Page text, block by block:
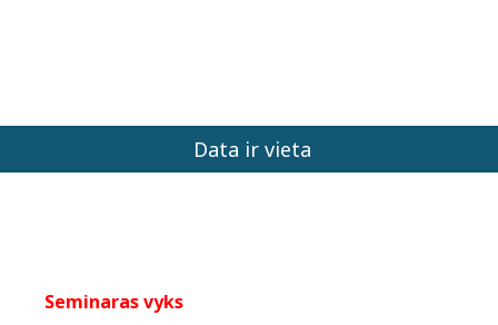
Data ir vieta
Seminaras vyks